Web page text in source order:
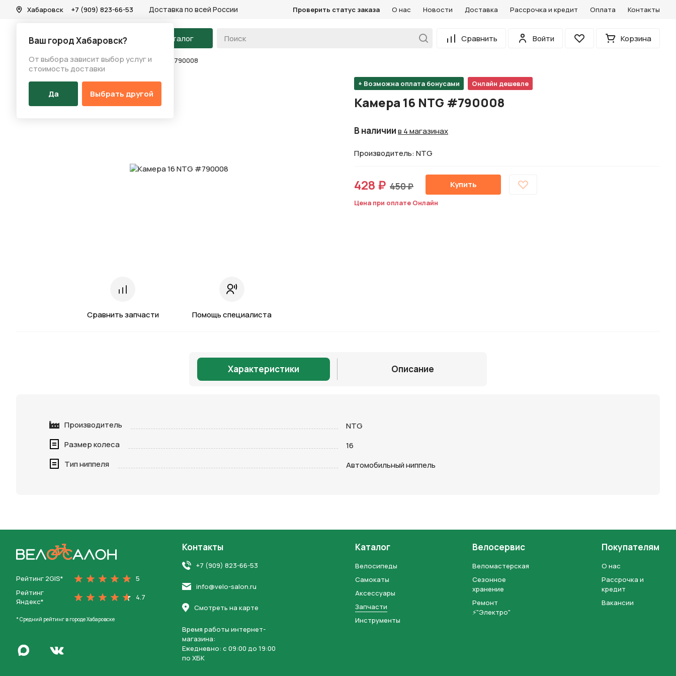
Хабаровск
Ваш город Хабаровск?
От выбора зависит выбор услуг и
стоимость доставки
Да Выбрать другой
+7 (909) 823-66-53 Доставка по всей России Проверить статус заказа О нас Новости Доставка Рассрочка и кредит Оплата Контакты
На главную Каталог Сравнить
Войти
Избранное Корзина
Каталог/Запчасти/Камера/Камера 16 NTG #790008
Сравнить запчасти Помощь специалиста
+ Возможна оплата бонусами Онлайн дешевле
Камера 16 NTG #790008
В наличиив 4 магазинах
Производитель: NTG
428 ₽ 450 ₽ Купить
Цена при оплате Онлайн
Характеристики Описание
Производитель
NTG
Размер колеса
16
Тип ниппеля
Автомобильный ниппель
Рейтинг 2GIS*
5
Рейтинг
Яндекс*
4.7
* Средний рейтинг в городе Хабаровске
Написать в MaxПерейти во Вконтакте
Контакты
+7 (909) 823-66-53
info@velo-salon.ru
Смотреть на карте
Время работы интернет-
магазина:
Ежедневно: c 09:00 до 19:00
по ХБК
Каталог
Велосипеды
Самокаты
Аксессуары
Запчасти
Инструменты
Велосервис
Веломастерская
Сезонное
хранение
Ремонт
⚡"Электро"
Покупателям
О нас
Рассрочка и
кредит
Вакансии
согласие на обработку
персональных данных и соглашаетесь с политикой конфиденциальности